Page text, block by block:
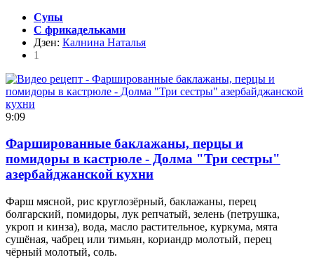
Супы
С фрикадельками
Дзен: Калнина Наталья
1
9:09
Фаршированные баклажаны, перцы и
помидоры в кастрюле - Долма "Три сестры"
азербайджанской кухни
Фарш мясной, рис круглозёрный, баклажаны, перец
болгарский, помидоры, лук репчатый, зелень (петрушка,
укроп и кинза), вода, масло растительное, куркума, мята
сушёная, чабрец или тимьян, кориандр молотый, перец
чёрный молотый, соль.